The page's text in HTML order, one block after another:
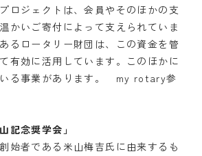
ロジェクトは、会員やそのほかの支
かいご寄付によって支えられていま
るロータリー財団は、この資金を管
有効に活用しています。このほかに
いる事業があります。 my rotary参
記念奨学会」
始者である米山梅吉氏に由来するも